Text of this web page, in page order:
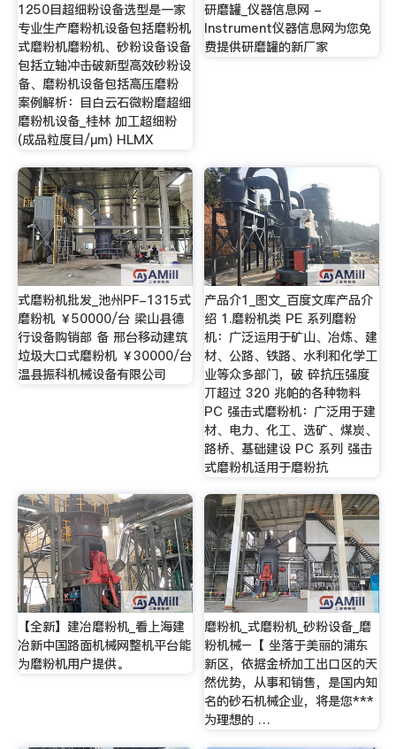
1250目超细粉设备选型是一家
专业生产磨粉机设备包括磨粉机
式磨粉机磨粉机、砂粉设备设备
包括立轴冲击破新型高效砂粉设
备、磨粉机设备包括高压磨粉
案例解析：目白云石微粉磨超细
磨粉机设备_桂林 加工超细粉
(成品粒度目/μm) HLMX
研磨罐_仪器信息网 -
Instrument仪器信息网为您免
费提供研磨罐的新厂家
式磨粉机批发_池州PF-1315式
磨粉机 ￥50000/台 梁山县德
行设备购销部 备 邢台移动建筑
垃圾大口式磨粉机 ￥30000/台
温县振科机械设备有限公司
产品介1_图文_百度文库产品介
绍 1.磨粉机类 PE 系列磨粉
机：广泛运用于矿山、冶炼、建
材、公路、铁路、水利和化学工
业等众多部门，破 碎抗压强度
丌超过 320 兆帕的各种物料
PC 强击式磨粉机：广泛用于建
材、电力、化工、选矿、煤炭、
路桥、基础建设 PC 系列 强击
式磨粉机适用于磨粉抗
【全新】建冶磨粉机_看上海建
冶新中国路面机械网整机平台能
为磨粉机用户提供。
磨粉机_式磨粉机_砂粉设备_磨
粉机械–【 坐落于美丽的浦东
新区，依据金桥加工出口区的天
然优势，从事和销售，是国内知
名的砂石机械企业，将是您***
为理想的 …